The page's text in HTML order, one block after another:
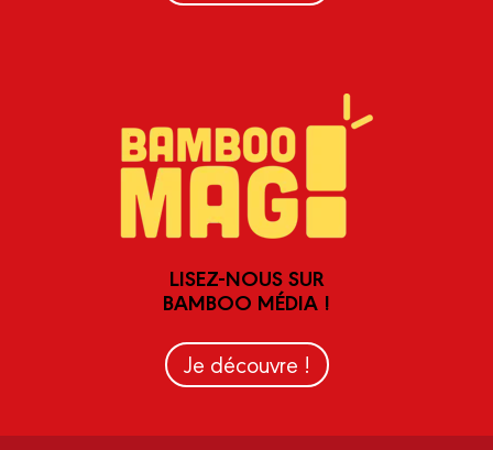
LISEZ-NOUS SUR
BAMBOO MÉDIA !
Je découvre !